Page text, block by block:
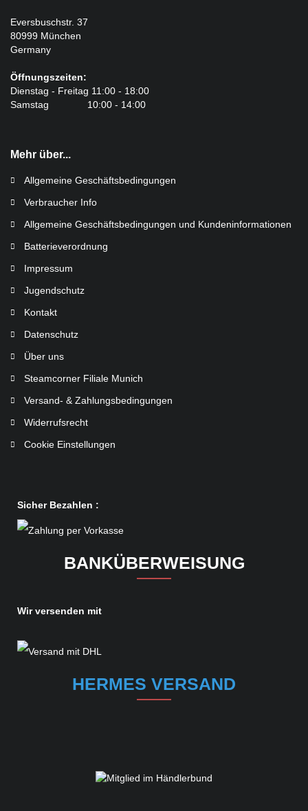
Eversbuschstr. 37
80999 München
Germany
Öffnungszeiten:
Dienstag - Freitag 11:00 - 18:00
Samstag 10:00 - 14:00
Mehr über...
Allgemeine Geschäftsbedingungen
Verbraucher Info
Allgemeine Geschäftsbedingungen und Kundeninformationen
Batterieverordnung
Impressum
Jugendschutz
Kontakt
Datenschutz
Über uns
Steamcorner Filiale Munich
Versand- & Zahlungsbedingungen
Widerrufsrecht
Cookie Einstellungen
Sicher Bezahlen :
BANKÜBERWEISUNG
Wir versenden mit
HERMES VERSAND